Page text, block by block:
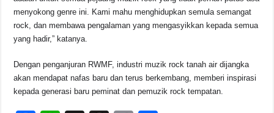
menyokong genre ini. Kami mahu menghidupkan semula semangat
rock, dan membawa pengalaman yang mengasyikkan kepada semua
yang hadir,” katanya.
Dengan penganjuran RWMF, industri muzik rock tanah air dijangka
akan mendapat nafas baru dan terus berkembang, memberi inspirasi
kepada generasi baru peminat dan pemuzik rock tempatan.